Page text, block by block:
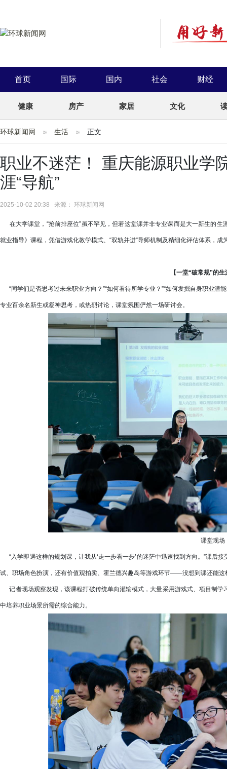
首页 国际 国内 社会 财经
健康 房产 家居 文化
环球新闻网 生活 正文
职业不迷茫！ 重庆能源职业学
涯“导航”
2025-10-02 20:38 来源： 环球新闻网
在大学课堂，“抢前排座位”虽不罕见，但若这堂课并非专业课而是大一新生的
就业指导》课程，凭借游戏化教学模式、“双轨并进”导师机制及精细化评估体系，
【一堂“破常规”的
“同学们是否思考过未来职业方向？”“如何看待所学专业？”“如何发掘自身职业
专业百余名新生或凝神思考，或热烈讨论，课堂氛围俨然一场研讨会。
课堂现场
“入学即遇这样的规划课，让我从‘走一步看一步’的迷茫中迅速找到方向。”课后
试、职场角色扮演，还有价值观拍卖、霍兰德兴趣岛等游戏环节——没想到课还能这
记者现场观察发现，该课程打破传统单向灌输模式，大量采用游戏式、项目制学
中培养职业场景所需的综合能力。